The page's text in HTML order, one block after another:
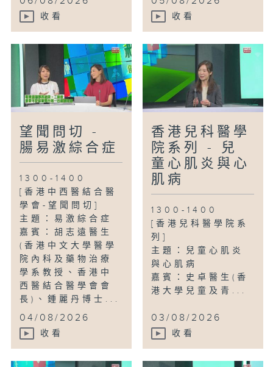
收看 收看
望聞問切 -
腸易激綜合症
1300-1400
[香港中西醫結合醫
學會-望聞問切]
主題：易激綜合症
嘉賓：胡志遠醫生
(香港中文大學醫學
院內科及藥物治療
學系教授、香港中
西醫結合醫學會會
長)、鍾麗丹博士...
04/08/2026
收看
香港兒科醫學
院系列 - 兒
童心肌炎與心
肌病
1300-1400
[香港兒科醫學院系
列]
主題：兒童心肌炎
與心肌病
嘉賓：史卓醫生(香
港大學兒童及青...
03/08/2026
收看